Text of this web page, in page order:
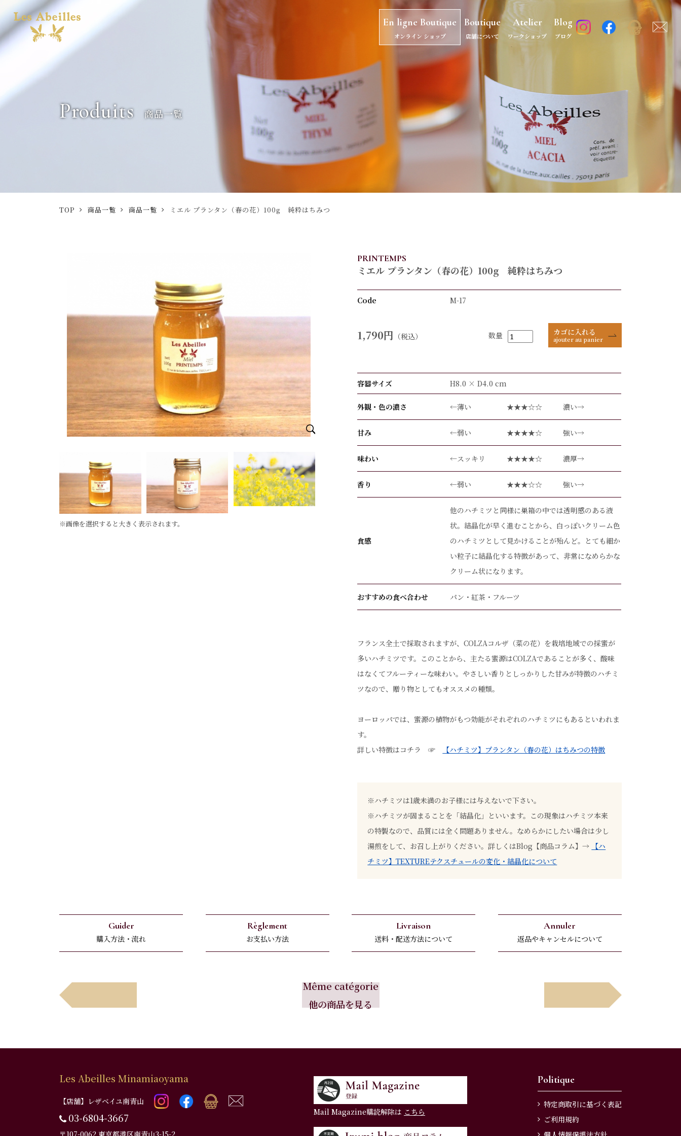
En ligne Boutique
オンライン ショップ
Boutique
店舗について
Atelier
ワークショップ
Blog
ブログ
Produits 商品一覧
TOP 商品一覧 商品一覧 ミエル プランタン（春の花）100g 純粋はちみつ
※画像を選択すると大きく表示されます。
PRINTEMPS
ミエル プランタン（春の花）100g 純粋はちみつ
Code M-17
1,790円 （税込） 数量 カゴに入れる
ajouter au panier
容器サイズ H8.0 × D4.0 cm
外観・色の濃さ ←薄い ★★★☆☆ 濃い→
甘み ←弱い ★★★★☆ 強い→
味わい ←スッキリ ★★★★☆ 濃厚→
香り ←弱い ★★★☆☆ 強い→
食感
他のハチミツと同様に巣箱の中では透明感のある液
状。結晶化が早く進むことから、白っぽいクリーム色
のハチミツとして見かけることが殆んど。とても細か
い粒子に結晶化する特徴があって、非常になめらかな
クリーム状になります。
おすすめの食べ合わせ パン・紅茶・フルーツ
フランス全土で採取されますが、COLZAコルザ（菜の花）を栽培地域での採蜜が
多いハチミツです。このことから、主たる蜜源はCOLZAであることが多く、酸味
はなくてフルーティーな味わい。やさしい香りとしっかりした甘みが特徴のハチミ
ツなので、贈り物としてもオススメの種類。
ヨーロッパでは、蜜源の植物がもつ効能がそれぞれのハチミツにもあるといわれま
す。
詳しい特徴はコチラ ☞
【ハチミツ】プランタン（春の花）はちみつの特徴
※ハチミツは1歳未満のお子様には与えないで下さい。
※ハチミツが固まることを「結晶化」といいます。この現象はハチミツ本来
の特製なので、品質には全く問題ありません。なめらかにしたい場合は少し
湯煎をして、お召し上がりください。詳しくはBlog【商品コラム】→ 【ハ
チミツ】TEXTUREテクスチュールの変化・結晶化について
Guider
購入方法・流れ
Règlement
お支払い方法
Livraison
送料・配送方法について
Annuler
返品やキャンセルについて
Même catégorie
他の商品を見る
Les Abeilles Minamiaoyama
【店舗】レザベイユ南青山
03-6804-3667
〒107-0062 東京都港区南青山3-15-2
Mail Magazine購読解除は こちら
Politique
特定商取引に基づく表記
ご利用規約